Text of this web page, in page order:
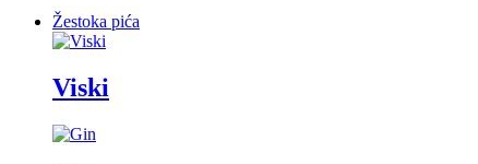
Žestoka pića
Viski